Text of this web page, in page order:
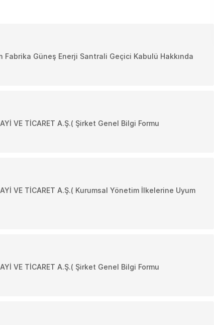
Fabrika Güneş Enerji Santrali Geçici Kabulü Hakkında
VE TİCARET A.Ş.( Şirket Genel Bilgi Formu
VE TİCARET A.Ş.( Kurumsal Yönetim İlkelerine Uyum
VE TİCARET A.Ş.( Şirket Genel Bilgi Formu